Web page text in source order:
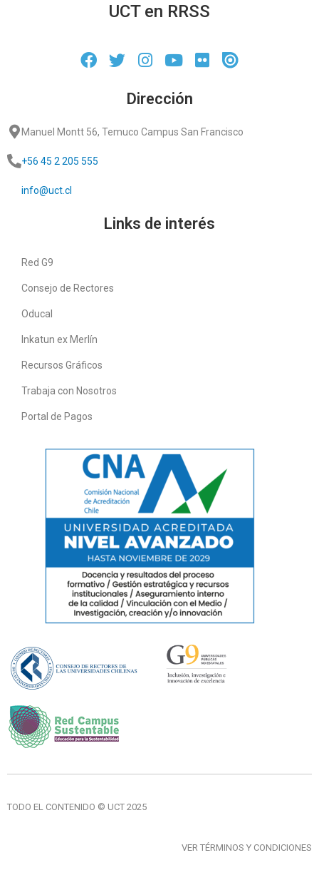
UCT en RRSS
Dirección
Manuel Montt 56, Temuco Campus San Francisco
+56 45 2 205 555
info@uct.cl
Links de interés
Red G9
Consejo de Rectores
Oducal
Inkatun ex Merlín
Recursos Gráficos
Trabaja con Nosotros
Portal de Pagos
TODO EL CONTENIDO © UCT 2025
VER TÉRMINOS Y CONDICIONES